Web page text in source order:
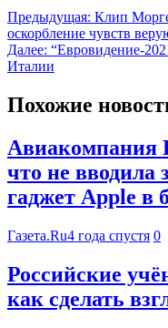
Предыдущая: Клип
оскорбление чувств
Далее: “Евровидение-
Италии
Похожие
Авиакомпания
что не вводила
гаджет Apple в
Газета.Ru4 года спустя 0
Российские
как сделать